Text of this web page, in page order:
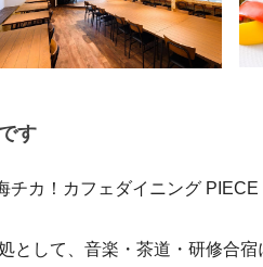
す
カ！カフェダイニング PIECE
として、音楽・茶道・研修合